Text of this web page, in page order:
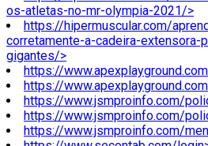
os-atletas-no-mr-olympia-2021/>
https://hipermuscular.com/
corretamente-a-cadeira-extensora-
gigantes/>
https://
https://
https://www.jsmproinfo.com/
https://www.jsmproinfo.com/
https://www.jsmproinfo.com/